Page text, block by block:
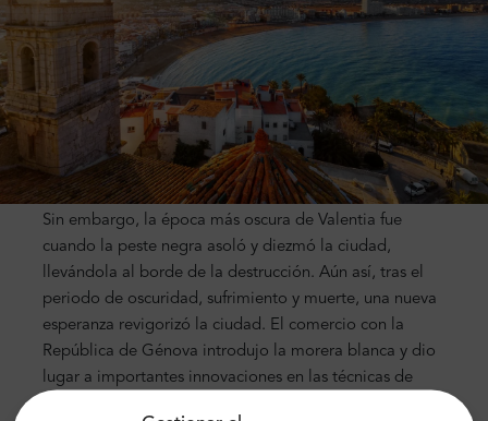
Sin embargo, la época más oscura de Valentia fue
cuando la peste negra asoló y diezmó la ciudad,
llevándola al borde de la destrucción. Aún así, tras el
periodo de oscuridad, sufrimiento y muerte, una nueva
esperanza revigorizó la ciudad. El comercio con la
República de Génova introdujo la morera blanca y dio
lugar a importantes innovaciones en las técnicas de